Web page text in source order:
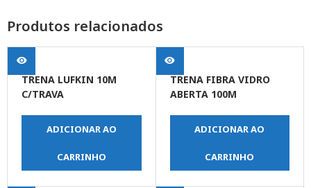
Produtos relacionados
TRENA LUFKIN 10M
C/TRAVA
ADICIONAR AO
CARRINHO
TRENA FIBRA VIDRO
ABERTA 100M
ADICIONAR AO
CARRINHO